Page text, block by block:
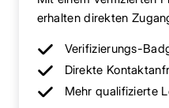
erhalten direkten
Verifizierungs-
Direkte
Mehr qualifizierte